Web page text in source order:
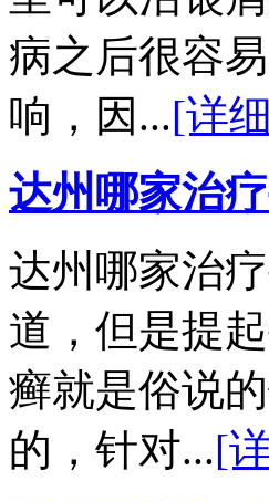
病之后很容
响，因...[详
达州哪家治
达州哪家治
道，但是提
癣就是俗说
的，针对...[